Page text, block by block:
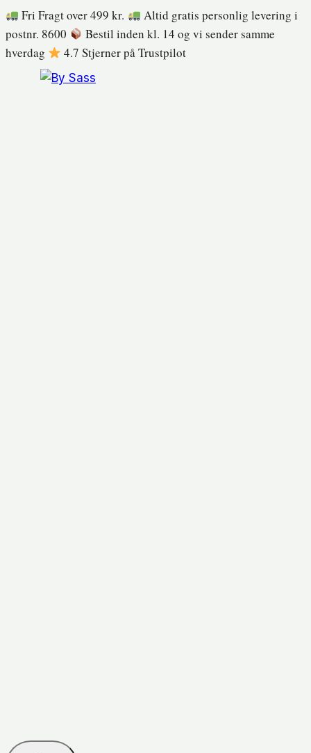
Fortsæt
til
indhold
Fri Fragt over 499 kr.
Altid gratis personlig levering i
postnr. 8600
Bestil inden kl. 14 og vi sender samme
hverdag
4.7 Stjerner på Trustpilot